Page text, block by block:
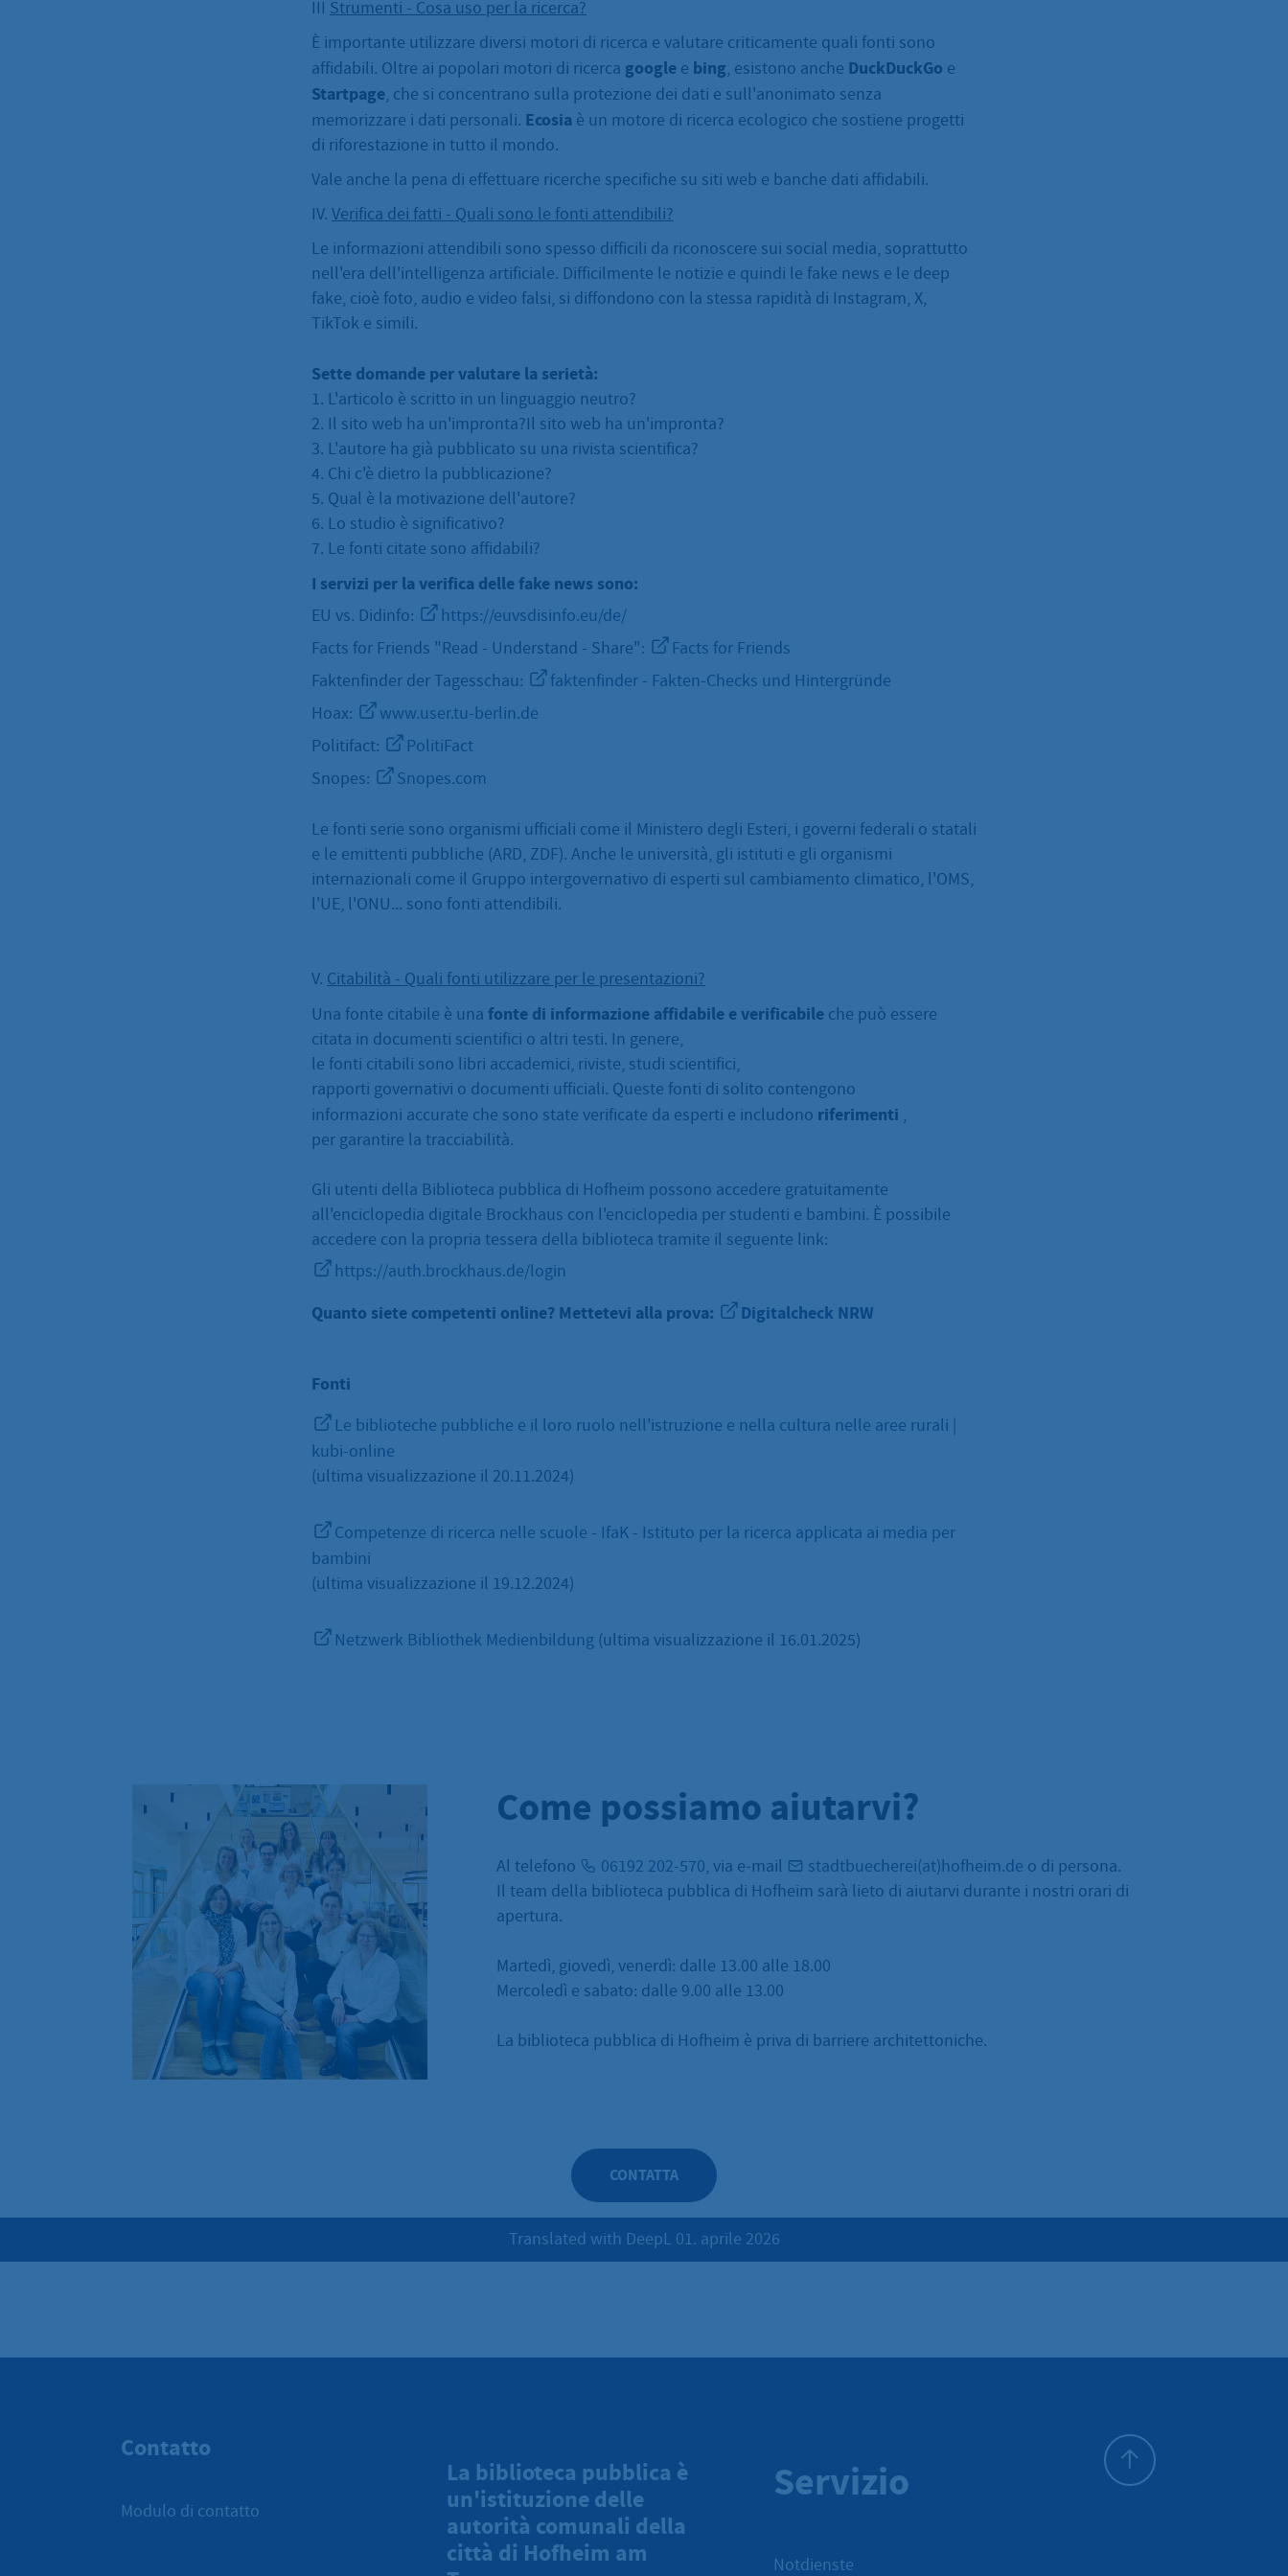
III Strumenti - Cosa uso per la ricerca?
È importante utilizzare diversi motori di ricerca e valutare criticamente quali fonti sono
affidabili. Oltre ai popolari motori di ricerca google e bing, esistono anche DuckDuckGo e
Startpage, che si concentrano sulla protezione dei dati e sull'anonimato senza
memorizzare i dati personali. Ecosia è un motore di ricerca ecologico che sostiene progetti
di riforestazione in tutto il mondo.
Vale anche la pena di effettuare ricerche specifiche su siti web e banche dati affidabili.
IV. Verifica dei fatti - Quali sono le fonti attendibili?
Le informazioni attendibili sono spesso difficili da riconoscere sui social media, soprattutto
nell'era dell'intelligenza artificiale. Difficilmente le notizie e quindi le fake news e le deep
fake, cioè foto, audio e video falsi, si diffondono con la stessa rapidità di Instagram, X,
TikTok e simili.
Sette domande per valutare la serietà:
1. L'articolo è scritto in un linguaggio neutro?
2. Il sito web ha un'impronta?Il sito web ha un'impronta?
3. L'autore ha già pubblicato su una rivista scientifica?
4. Chi c'è dietro la pubblicazione?
5. Qual è la motivazione dell'autore?
6. Lo studio è significativo?
7. Le fonti citate sono affidabili?
I servizi per la verifica delle fake news sono:
EU vs. Didinfo:
https://euvsdisinfo.eu/de/
Facts for Friends "Read - Understand - Share":
Facts for Friends
Faktenfinder der Tagesschau:
faktenfinder - Fakten-Checks und Hintergründe
Hoax:
www.user.tu-berlin.de
Politifact:
PolitiFact
Snopes:
Snopes.com
Le fonti serie sono organismi ufficiali come il Ministero degli Esteri, i governi federali o statali
e le emittenti pubbliche (ARD, ZDF). Anche le università, gli istituti e gli organismi
internazionali come il Gruppo intergovernativo di esperti sul cambiamento climatico, l'OMS,
l'UE, l'ONU... sono fonti attendibili.
V. Citabilità - Quali fonti utilizzare per le presentazioni?
Una fonte citabile è una fonte di informazione affidabile e verificabile che può essere
citata in documenti scientifici o altri testi. In genere,
le fonti citabili sono libri accademici, riviste, studi scientifici,
rapporti governativi o documenti ufficiali. Queste fonti di solito contengono
informazioni accurate che sono state verificate da esperti e includono riferimenti ,
per garantire la tracciabilità.
Gli utenti della Biblioteca pubblica di Hofheim possono accedere gratuitamente
all'enciclopedia digitale Brockhaus con l'enciclopedia per studenti e bambini. È possibile
accedere con la propria tessera della biblioteca tramite il seguente link:
https://auth.brockhaus.de/login
Quanto siete competenti online? Mettetevi alla prova: Digitalcheck NRW
Fonti
Le biblioteche pubbliche e il loro ruolo nell'istruzione e nella cultura nelle aree rurali |
kubi-online
(ultima visualizzazione il 20.11.2024)
Competenze di ricerca nelle scuole - IfaK - Istituto per la ricerca applicata ai media per
bambini
(ultima visualizzazione il 19.12.2024)
Netzwerk Bibliothek Medienbildung (ultima visualizzazione il 16.01.2025)
Come possiamo aiutarvi?
Al telefono 06192 202-570, via e-mail stadtbuecherei(at)hofheim.de o di persona.
Il team della biblioteca pubblica di Hofheim sarà lieto di aiutarvi durante i nostri orari di
apertura.
Martedì, giovedì, venerdì: dalle 13.00 alle 18.00
Mercoledì e sabato: dalle 9.00 alle 13.00
La biblioteca pubblica di Hofheim è priva di barriere architettoniche.
CONTATTA
Translated with DeepL 01. aprile 2026
Contatto
Modulo di contatto
La biblioteca pubblica è
un'istituzione delle
autorità comunali della
città di Hofheim am
Servizio
Notdienste